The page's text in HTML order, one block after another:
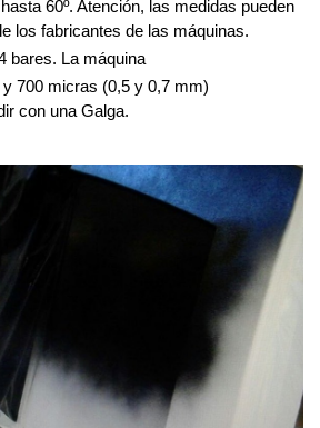
60º. Atención, las medidas pueden
los fabricantes de las máquinas.
bares. La máquina
y 700 micras (0,5 y 0,7 mm)
con una Galga.